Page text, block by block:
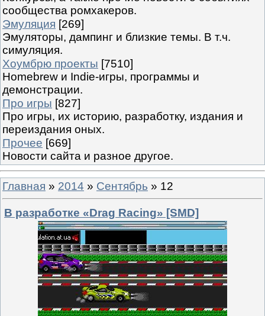
сообщества ромхакеров.
Эмуляция [269]
Эмуляторы, дампинг и близкие темы. В т.ч.
симуляция.
Хоумбрю проекты [7510]
Homebrew и Indie-игры, программы и
демонстрации.
Про игры [827]
Про игры, их историю, разработку, издания и
переиздания оных.
Прочее [669]
Новости сайта и разное другое.
Главная » 2014 » Сентябрь » 12
В разработке «Drag Racing» [SMD]